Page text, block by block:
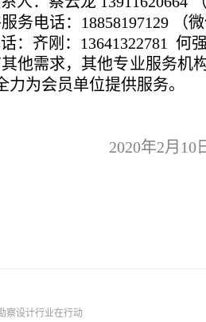
务电话：18858197129 （
：齐刚：13641322781 何
他需求，其他专业服务机
力为会员单位提供服务。
2020年2月10
察设计行业在行动